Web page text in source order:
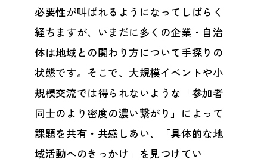
必要性が叫ばれるようになってしばらく
経ちますが、いまだに多くの企業・自治
体は地域との関わり方について手探りの
状態です。そこで、大規模イベントや小
規模交流では得られないような「参加者
同士のより密度の濃い繋がり」によって
課題を共有・共感しあい、「具体的な地
域活動へのきっかけ」を見つけてい